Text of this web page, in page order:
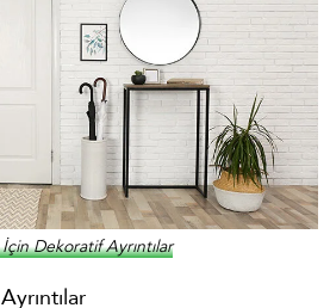
Dekoratif Ayrıntılar